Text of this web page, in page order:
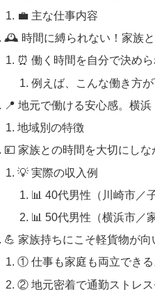
💼 主な仕事内容
🕰️ 時間に縛られない！家族と
⏰ 働く時間を自分で決め
例えば、こんな働き方が
📍 地元で働ける安心感。横
地域別の特徴
💴 家族との時間を大切にし
💡 実際の収入例
📊 40代男性（川崎市／
📊 50代男性（横浜市／
💪 家族持ちにこそ軽貨物が
① 仕事も家庭も両立でき
② 地元密着で通勤ストレス